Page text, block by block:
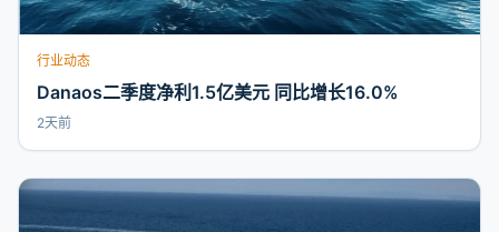
行业动态
Danaos二季度净利1.5亿美元 同比增长16.0%
2天前